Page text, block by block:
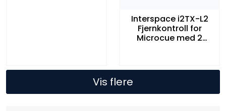
Interspace i2TX-L2
Fjernkontroll for
Microcue med 2
Vis flere